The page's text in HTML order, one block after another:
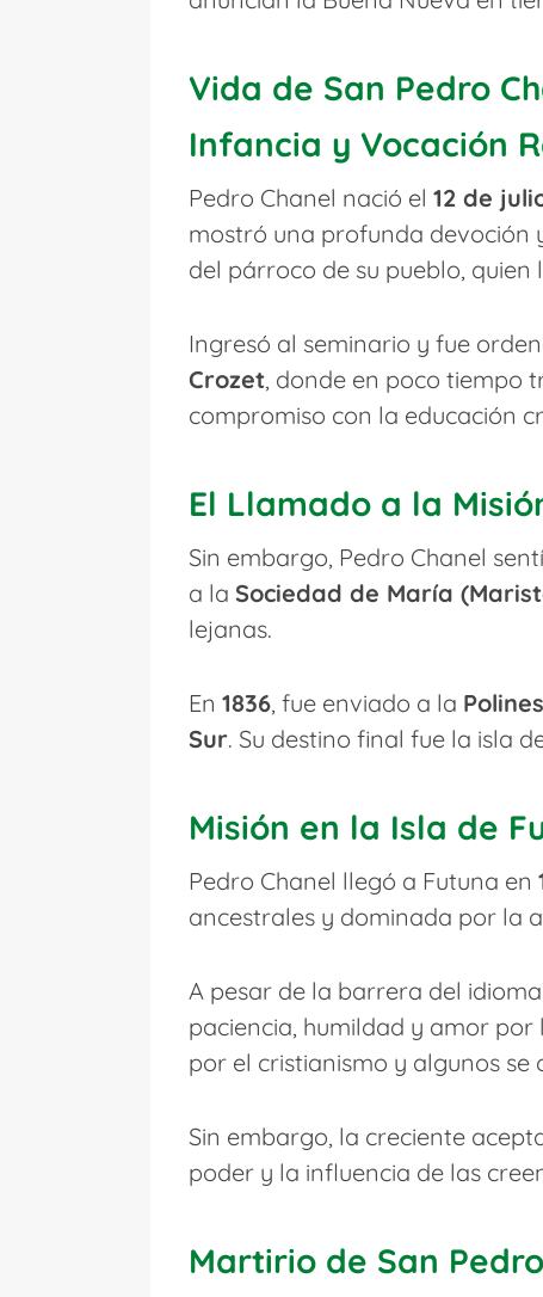
Vida de San Pedro
Infancia y Vocación
Pedro Chanel nació el 12 de
mostró una profunda devoción
del párroco de su pueblo, quien
Ingresó al seminario y fue
Crozet, donde en poco tiempo
compromiso con la educación
El Llamado a la
Sin embargo, Pedro Chanel
a la Sociedad de María
lejanas.
En 1836, fue enviado a la
Sur. Su destino final fue la isla
Misión en la Isla de
Pedro Chanel llegó a Futuna en
ancestrales y dominada por la
A pesar de la barrera del
paciencia, humildad y amor por
por el cristianismo y algunos se
Sin embargo, la creciente
poder y la influencia de las
Martirio de San